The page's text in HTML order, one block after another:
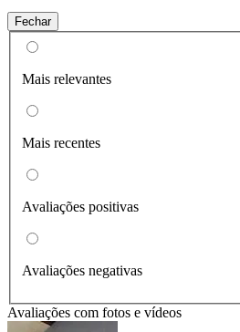
Fechar
Mais relevantes
Mais recentes
Avaliações positivas
Avaliações negativas
Avaliações com fotos e vídeos